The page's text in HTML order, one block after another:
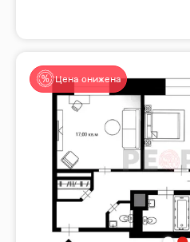
Цена снижена